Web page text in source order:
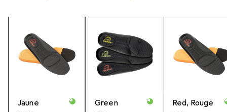
Jaune Green Red, Rouge